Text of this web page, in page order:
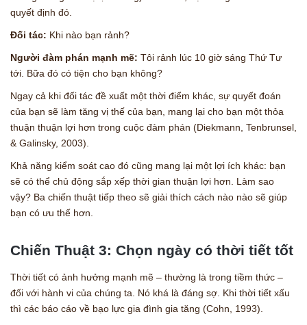
quyết định đó.
Đối tác: Khi nào bạn rảnh?
Người đàm phán mạnh mẽ: Tôi rảnh lúc 10 giờ sáng Thứ Tư
tới. Bữa đó có tiện cho bạn không?
Ngay cả khi đối tác đề xuất một thời điểm khác, sự quyết đoán
của bạn sẽ làm tăng vị thế của bạn, mang lại cho bạn một thỏa
thuận thuận lợi hơn trong cuộc đàm phán (Diekmann, Tenbrunsel,
& Galinsky, 2003).
Khả năng kiểm soát cao đó cũng mang lại một lợi ích khác: bạn
sẽ có thể chủ động sắp xếp thời gian thuận lợi hơn. Làm sao
vậy? Ba chiến thuật tiếp theo sẽ giải thích cách nào nào sẽ giúp
bạn có ưu thế hơn.
Chiến Thuật 3: Chọn ngày có thời tiết tốt
Thời tiết có ảnh hưởng mạnh mẽ – thường là trong tiềm thức –
đối với hành vi của chúng ta. Nó khá là đáng sợ. Khi thời tiết xấu
thì các báo cáo về bạo lực gia đình gia tăng (Cohn, 1993).